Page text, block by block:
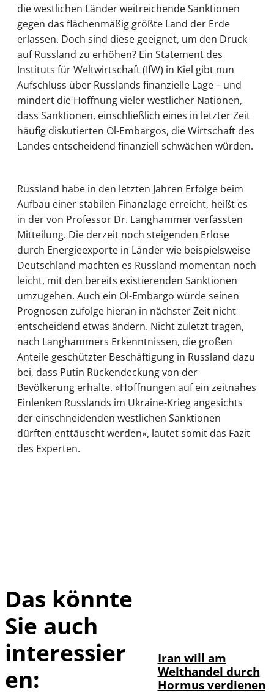
die westlichen Länder weitreichende Sanktionen
gegen das flächenmäßig größte Land der Erde
erlassen. Doch sind diese geeignet, um den Druck
auf Russland zu erhöhen? Ein Statement des
Instituts für Weltwirtschaft (IfW) in Kiel gibt nun
Aufschluss über Russlands finanzielle Lage – und
mindert die Hoffnung vieler westlicher Nationen,
dass Sanktionen, einschließlich eines in letzter Zeit
häufig diskutierten Öl-Embargos, die Wirtschaft des
Landes entscheidend finanziell schwächen würden.
Russland habe in den letzten Jahren Erfolge beim
Aufbau einer stabilen Finanzlage erreicht, heißt es
in der von Professor Dr. Langhammer verfassten
Mitteilung. Die derzeit noch steigenden Erlöse
durch Energieexporte in Länder wie beispielsweise
Deutschland machten es Russland momentan noch
leicht, mit den bereits existierenden Sanktionen
umzugehen. Auch ein Öl-Embargo würde seinen
Prognosen zufolge hieran in nächster Zeit nicht
entscheidend etwas ändern. Nicht zuletzt tragen,
nach Langhammers Erkenntnissen, die großen
Anteile geschützter Beschäftigung in Russland dazu
bei, dass Putin Rückendeckung von der
Bevölkerung erhalte. »Hoffnungen auf ein zeitnahes
Einlenken Russlands im Ukraine-Krieg angesichts
der einschneidenden westlichen Sanktionen
dürften enttäuscht werden«, lautet somit das Fazit
des Experten.
Das könnte
Sie auch
interessier
en:
Iran will am
Welthandel durch
Hormus verdienen